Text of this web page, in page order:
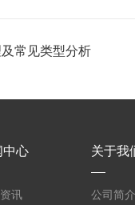
常见类型分析
中心
讯
关于我
公司简介